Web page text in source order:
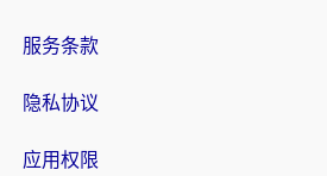
服务条款
隐私协议
应用权限